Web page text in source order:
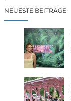
cNEUESTE BEITRÄGE